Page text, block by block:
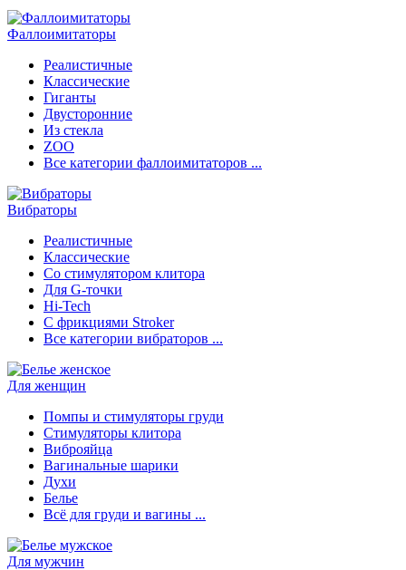
Фаллоимитаторы
Реалистичные
Классические
Гиганты
Двусторонние
Из стекла
ZOO
Все категории фаллоимитаторов ...
Вибраторы
Реалистичные
Классические
Со стимулятором клитора
Для G-точки
Hi-Tech
С фрикциями Stroker
Все категории вибраторов ...
Для женщин
Помпы и стимуляторы груди
Стимуляторы клитора
Виброяйца
Вагинальные шарики
Духи
Белье
Всё для груди и вагины ...
Для мужчин